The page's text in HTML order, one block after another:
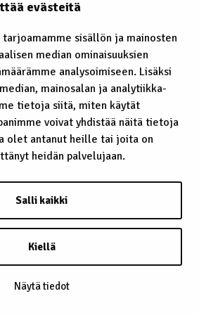
evästeitä
sisällön ja mainosten
median ominaisuuksien
analysoimiseen. Lisäksi
mainosalan ja analytiikka-
tietoja siitä, miten käytät
voivat yhdistää näitä tietoja
olet antanut heille tai joita on
heidän palvelujaan.
Salli kaikki
Kiellä
Näytä tiedot
häirintä